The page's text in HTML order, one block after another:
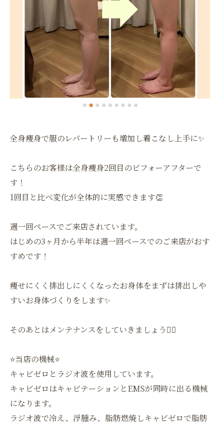
全身痩身で服のレパートリーも増加し着こなし上手に✨
こちらのお客様は全身痩身2回目のビフォーアフターで
す！
1回目と比べ変化が全体的に実感できます👏
週一回ペースでご来店されています。
はじめの3ヶ月から半年は週一回ペースでのご来店がおす
すめです！
痩せにくく排出しにくくなったお身体をまずは排出しや
すいお身体づくりをします✨
そのあとはメンテナンスをしていきましょう❤️‍🔥
⭐️当店の機械⭐️
キャビゼロとラジオ波を使用しています。
キャビゼロはキャビテーションとEMSが同時に出る機械
になります。
ラジオ波で冷え、浮腫み、脂肪燃焼しキャビゼロで脂肪